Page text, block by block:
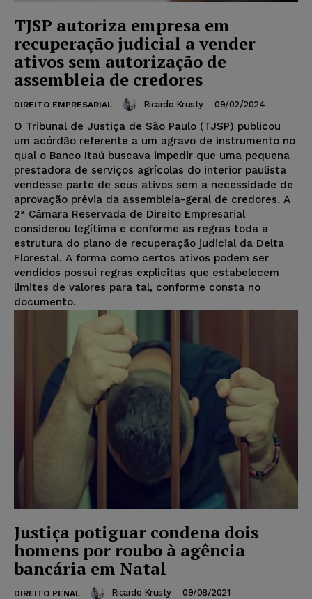
TJSP autoriza empresa em
recuperação judicial a vender
ativos sem autorização de
assembleia de credores
DIREITO EMPRESARIAL Ricardo Krusty - 09/02/2024
O Tribunal de Justiça de São Paulo (TJSP) publicou
um acórdão referente a um agravo de instrumento no
qual o Banco Itaú buscava impedir que uma pequena
prestadora de serviços agrícolas do interior paulista
vendesse parte de seus ativos sem a necessidade de
aprovação prévia da assembleia-geral de credores. A
2ª Câmara Reservada de Direito Empresarial
considerou legítima e conforme as regras toda a
estrutura do plano de recuperação judicial da Delta
Florestal. A forma como certos ativos podem ser
vendidos possui regras explícitas que estabelecem
limites de valores para tal, conforme consta no
documento.
Justiça potiguar condena dois
homens por roubo à agência
bancária em Natal
DIREITO PENAL Ricardo Krusty - 09/08/2021